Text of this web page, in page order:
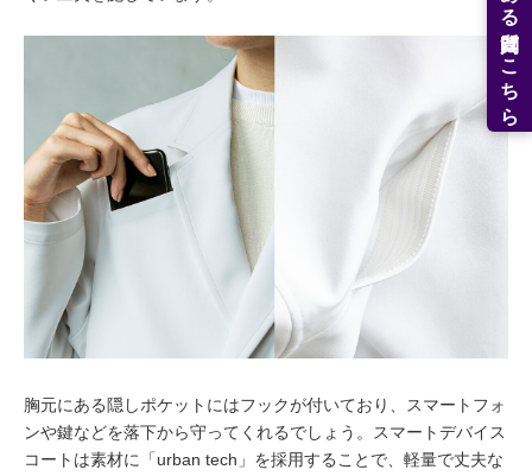
胸元にある隠しポケットにはフックが付いており、スマートフォ
ンや鍵などを落下から守ってくれるでしょう。スマートデバイス
コートは素材に「urban tech」を採用することで、軽量で丈夫な